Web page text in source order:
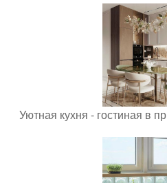
Уютная кухня - гостиная в